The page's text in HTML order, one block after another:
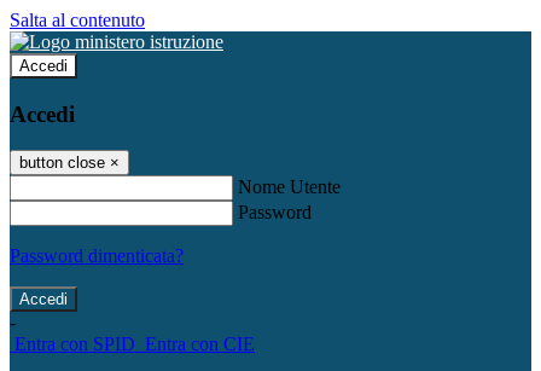
Salta al contenuto
Accedi
Accedi
button close ×
Nome Utente
Password
Password dimenticata?
-
Entra con SPID Entra con CIE